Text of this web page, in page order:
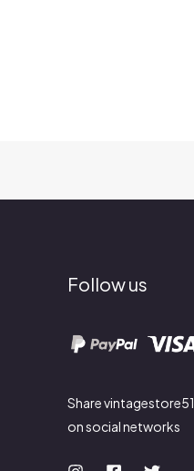
Follow us
Share vintagestore51
on social networks